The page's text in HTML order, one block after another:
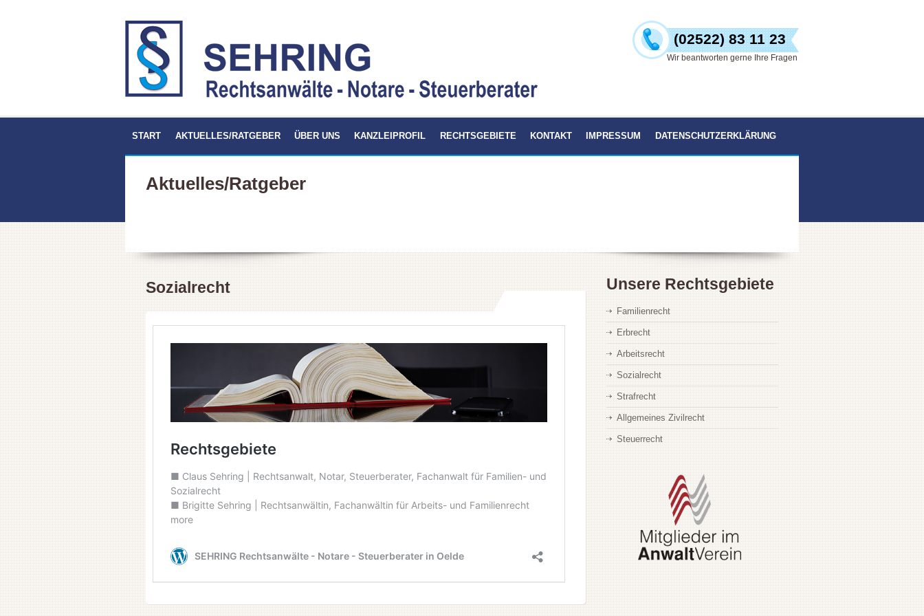
(02522) 83 11 23
Wir beantworten gerne Ihre Fragen
START AKTUELLES/RATGEBER ÜBER UNS KANZLEIPROFIL RECHTSGEBIETE KONTAKT IMPRESSUM DATENSCHUTZERKLÄRUNG
Aktuelles/Ratgeber
Sozialrecht Unsere Rechtsgebiete
Familienrecht
Erbrecht
Arbeitsrecht
Sozialrecht
Strafrecht
Allgemeines Zivilrecht
Steuerrecht